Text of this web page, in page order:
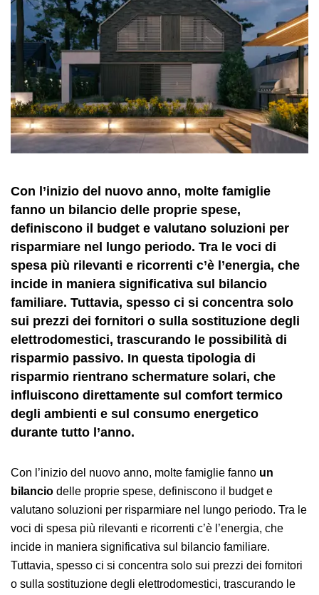
Con l’inizio del nuovo anno, molte famiglie
fanno un bilancio delle proprie spese,
definiscono il budget e valutano soluzioni per
risparmiare nel lungo periodo. Tra le voci di
spesa più rilevanti e ricorrenti c’è l’energia, che
incide in maniera significativa sul bilancio
familiare. Tuttavia, spesso ci si concentra solo
sui prezzi dei fornitori o sulla sostituzione degli
elettrodomestici, trascurando le possibilità di
risparmio passivo. In questa tipologia di
risparmio rientrano schermature solari, che
influiscono direttamente sul comfort termico
degli ambienti e sul consumo energetico
durante tutto l’anno.
Con l’inizio del nuovo anno, molte famiglie fanno un
bilancio delle proprie spese, definiscono il budget e
valutano soluzioni per risparmiare nel lungo periodo. Tra le
voci di spesa più rilevanti e ricorrenti c’è l’energia, che
incide in maniera significativa sul bilancio familiare.
Tuttavia, spesso ci si concentra solo sui prezzi dei fornitori
o sulla sostituzione degli elettrodomestici, trascurando le